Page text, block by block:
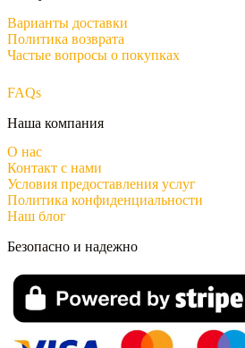
Варианты доставки
Политика возврата
Частые вопросы о покупках
FAQs
Наша компания
О нас
Контакт с нами
Условия предоставления услуг
Политика конфиденциальности
Наш блог
Безопасно и надежно